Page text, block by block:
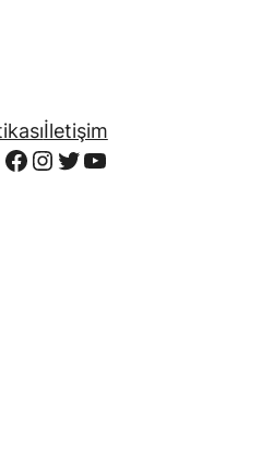
İletişim
Facebook
Instagram
Twitter
YouTube